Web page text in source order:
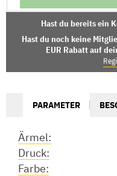
Hast du bereits ein
Hast du noch keine
EUR Rabatt auf
PARAMETER
Ärmel:
Druck:
Farbe: